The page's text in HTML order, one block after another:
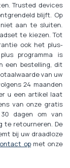
Trusted devices
blijft. Op
aan te sluiten.
te kiezen. Tot
ook het plus-
programma is
een bestelling, dit
van uw
24 maanden
u een artikel laat
van onze gratis
dagen om van
te retourneren. De
bij uw draadloze
opmet onze